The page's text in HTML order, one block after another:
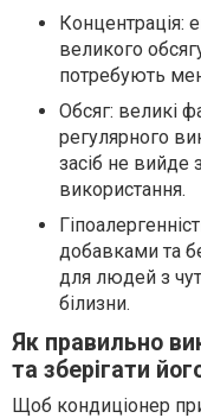
Концентрація:
великого
потребують
Обсяг: великі
регулярного
засіб не вийде
використання.
добавками та
для людей з
білизни.
Як правильно
та зберігати
Щоб кондиціонер